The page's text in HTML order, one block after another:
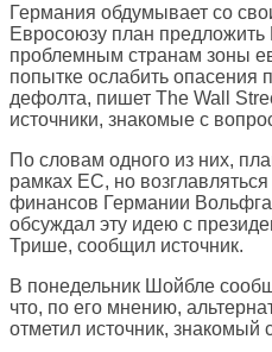
Германия обдумывает со
Евросоюзу план предложить
проблемным странам зоны
попытке ослабить опасения
дефолта, пишет The Wall
источники, знакомые с
По словам одного из них,
рамках ЕС, но
финансов Германии
обсуждал эту идею с
Трише, сообщил источник.
В понедельник Шойбле
что, по его мнению,
отметил источник, знакомый